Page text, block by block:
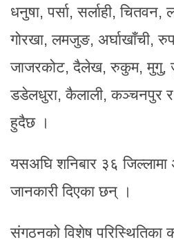
धनुषा, पर्सा, सर्लाही,
गोरखा, लमजुङ, अर्घाखाँची,
जाजरकोट, दैलेख, रुकुम, मुगु,
डडेलधुरा, कैलाली, कञ्चनपुर र
हुदैछ ।
यसअघि शनिबार ३६
जानकारी दिएका छन् ।
संगठनको विशेष परिस्थितिका